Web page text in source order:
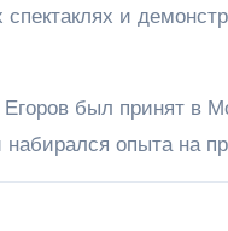
спектаклях и
был принят в
набирался опыта на